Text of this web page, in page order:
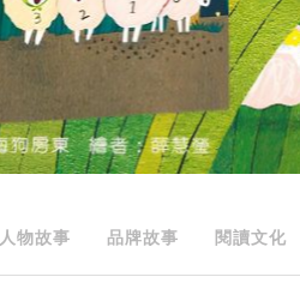
人物故事 品牌故事 閱讀文化